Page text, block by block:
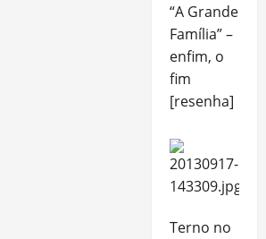
“A Grande
Família” –
enfim, o
fim
[resenha]
Terno no